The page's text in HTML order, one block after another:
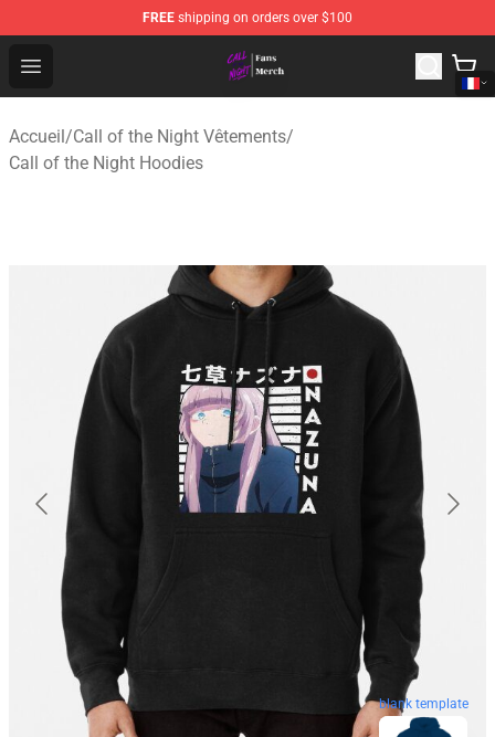
FREE shipping on orders over $100
Open menu
Call of the Night Store - Official Call of the Night
Accueil/Call of the Night Vêtements/
Call of the Night Hoodies
blank template